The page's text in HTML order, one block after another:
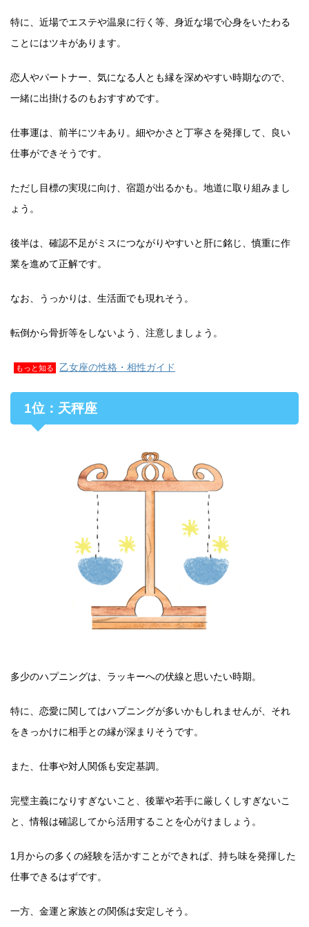
特に、近場でエステや温泉に行く等、身近な場で心身をいたわる
ことにはツキがあります。
恋人やパートナー、気になる人とも縁を深めやすい時期なので、
一緒に出掛けるのもおすすめです。
仕事運は、前半にツキあり。細やかさと丁寧さを発揮して、良い
仕事ができそうです。
ただし目標の実現に向け、宿題が出るかも。地道に取り組みまし
ょう。
後半は、確認不足がミスにつながりやすいと肝に銘じ、慎重に作
業を進めて正解です。
なお、うっかりは、生活面でも現れそう。
転倒から骨折等をしないよう、注意しましょう。
もっと知る 乙女座の性格・相性ガイド
1位：天秤座
多少のハプニングは、ラッキーへの伏線と思いたい時期。
特に、恋愛に関してはハプニングが多いかもしれませんが、それ
をきっかけに相手との縁が深まりそうです。
また、仕事や対人関係も安定基調。
完璧主義になりすぎないこと、後輩や若手に厳しくしすぎないこ
と、情報は確認してから活用することを心がけましょう。
1月からの多くの経験を活かすことができれば、持ち味を発揮した
仕事できるはずです。
一方、金運と家族との関係は安定しそう。